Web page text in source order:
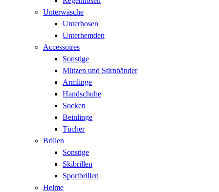
Unterwäsche
Unterhosen
Unterhemden
Accessoires
Sonstige
Mützen und Stirnbänder
Armlinge
Handschuhe
Socken
Beinlinge
Tücher
Brillen
Sonstige
Skibrillen
Sportbrillen
Helme